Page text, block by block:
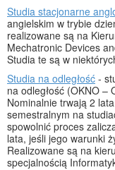
Studia stacjonarne
angielskim w trybie
realizowane są na
Mechatronic Devices
Studia te są w
Studia na odległość -
na odległość (OKNO –
Nominalnie trwają 2
semestralnym na
spowolnić proces
lata, jeśli jego warunki
Realizowane są na
specjalnością